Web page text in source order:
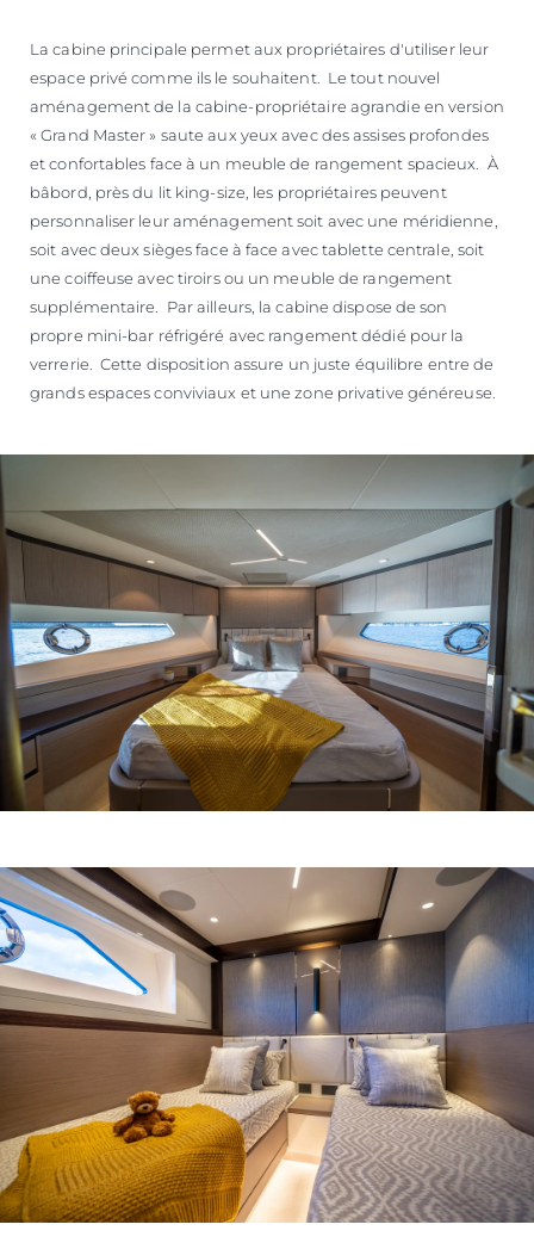
La cabine principale permet aux propriétaires d'utiliser leur
espace privé comme ils le souhaitent. Le tout nouvel
aménagement de la cabine-propriétaire agrandie en version
« Grand Master » saute aux yeux avec des assises profondes
et confortables face à un meuble de rangement spacieux. À
bâbord, près du lit king-size, les propriétaires peuvent
personnaliser leur aménagement soit avec une méridienne,
soit avec deux sièges face à face avec tablette centrale, soit
une coiffeuse avec tiroirs ou un meuble de rangement
supplémentaire. Par ailleurs, la cabine dispose de son
propre mini-bar réfrigéré avec rangement dédié pour la
verrerie. Cette disposition assure un juste équilibre entre de
grands espaces conviviaux et une zone privative généreuse.